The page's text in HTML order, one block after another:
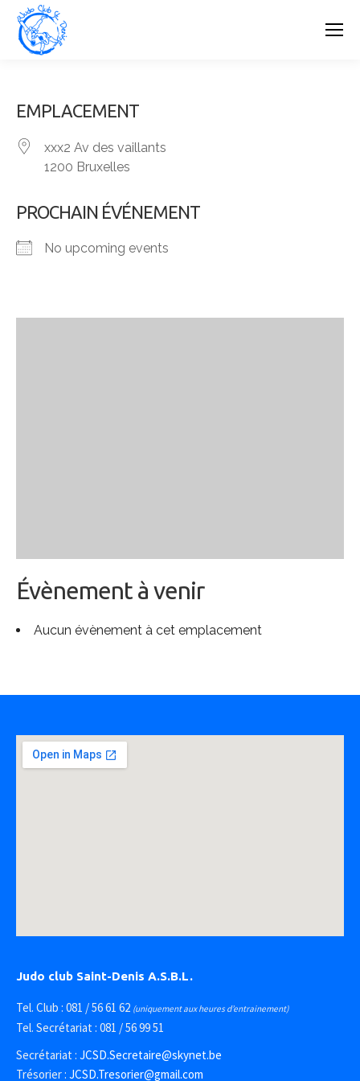
EMPLACEMENT
xxx2 Av des vaillants
1200 Bruxelles
PROCHAIN ÉVÉNEMENT
No upcoming events
Évènement à venir
Aucun évènement à cet emplacement
Judo club Saint-Denis A.S.B.L.
Tel. Club : 081 / 56 61 62 (uniquement aux heures d’entrainement)
Tel. Secrétariat : 081 / 56 99 51
Secrétariat : JCSD.Secretaire@skynet.be
Trésorier : JCSD.Tresorier@gmail.com